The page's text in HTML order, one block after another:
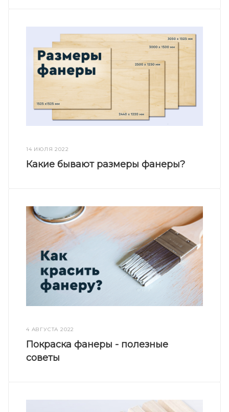
14 ИЮЛЯ 2022
Какие бывают размеры фанеры?
4 АВГУСТА 2022
Покраска фанеры - полезные
советы